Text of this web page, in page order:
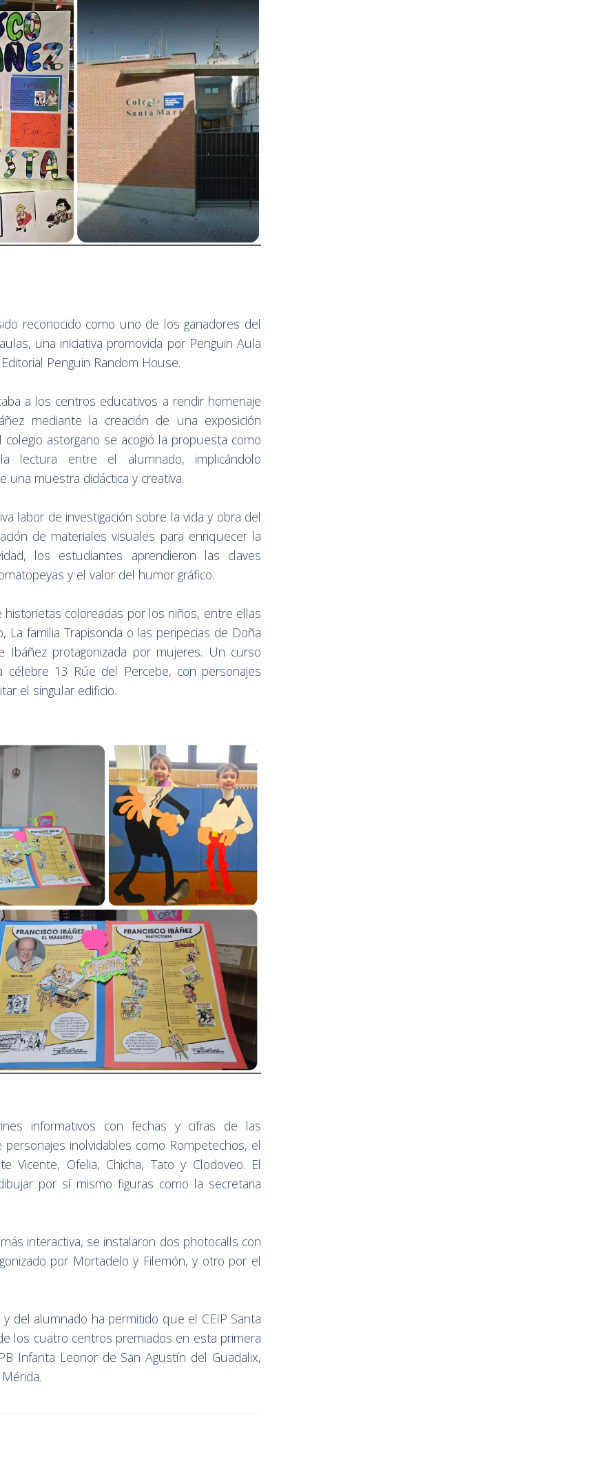
reconocido como uno de los ganadores del
una iniciativa promovida por Penguin Aula
Penguin Random House.
a los centros educativos a rendir homenaje
mediante la creación de una exposición
astorgano se acogió la propuesta como
lectura entre el alumnado, implicándolo
una muestra didáctica y creativa.
labor de investigación sobre la vida y obra del
de materiales visuales para enriquecer la
los estudiantes aprendieron las claves
y el valor del humor gráfico.
coloreadas por los niños, entre ellas
La familia Trapisonda o las peripecias de Doña
protagonizada por mujeres. Un curso
13 Rúe del Percebe, con personajes
el singular edificio.
informativos con fechas y cifras de las
inolvidables como Rompetechos, el
Vicente, Ofelia, Chicha, Tato y Clodoveo. El
por sí mismo figuras como la secretaria
interactiva, se instalaron dos photocalls con
por Mortadelo y Filemón, y otro por el
del alumnado ha permitido que el CEIP Santa
los cuatro centros premiados en esta primera
Infanta Leonor de San Agustín del Guadalix,